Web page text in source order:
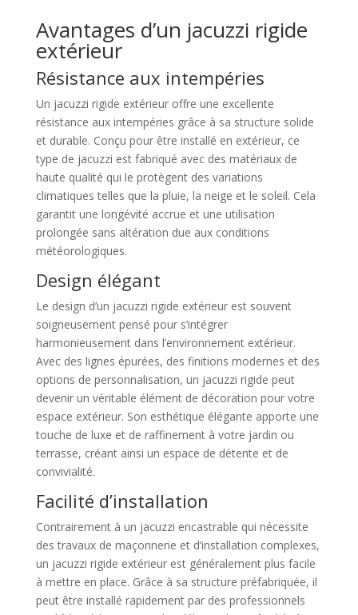
Avantages d’un jacuzzi rigide
extérieur
Résistance aux intempéries
Un jacuzzi rigide extérieur offre une excellente
résistance aux intempéries grâce à sa structure solide
et durable. Conçu pour être installé en extérieur, ce
type de jacuzzi est fabriqué avec des matériaux de
haute qualité qui le protègent des variations
climatiques telles que la pluie, la neige et le soleil. Cela
garantit une longévité accrue et une utilisation
prolongée sans altération due aux conditions
météorologiques.
Design élégant
Le design d’un jacuzzi rigide extérieur est souvent
soigneusement pensé pour s’intégrer
harmonieusement dans l’environnement extérieur.
Avec des lignes épurées, des finitions modernes et des
options de personnalisation, un jacuzzi rigide peut
devenir un véritable élément de décoration pour votre
espace extérieur. Son esthétique élégante apporte une
touche de luxe et de raffinement à votre jardin ou
terrasse, créant ainsi un espace de détente et de
convivialité.
Facilité d’installation
Contrairement à un jacuzzi encastrable qui nécessite
des travaux de maçonnerie et d’installation complexes,
un jacuzzi rigide extérieur est généralement plus facile
à mettre en place. Grâce à sa structure préfabriquée, il
peut être installé rapidement par des professionnels